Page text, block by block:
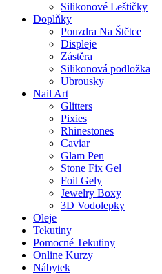
Silikonové Leštičky
Doplňky
Pouzdra Na Štětce
Displeje
Zástěra
Silikonová podložka
Ubrousky
Nail Art
Glitters
Pixies
Rhinestones
Caviar
Glam Pen
Stone Fix Gel
Foil Gely
Jewelry Boxy
3D Vodolepky
Oleje
Tekutiny
Pomocné Tekutiny
Online Kurzy
Nábytek